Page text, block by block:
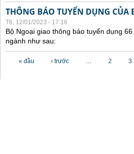
THÔNG BÁO TUYỂN DỤNG
T6, 12/01/2023 - 17:16
Bộ Ngoại giao thông báo tuyển dụng
ngành như sau:
Các trang
« đầu ‹ trước … 2 3